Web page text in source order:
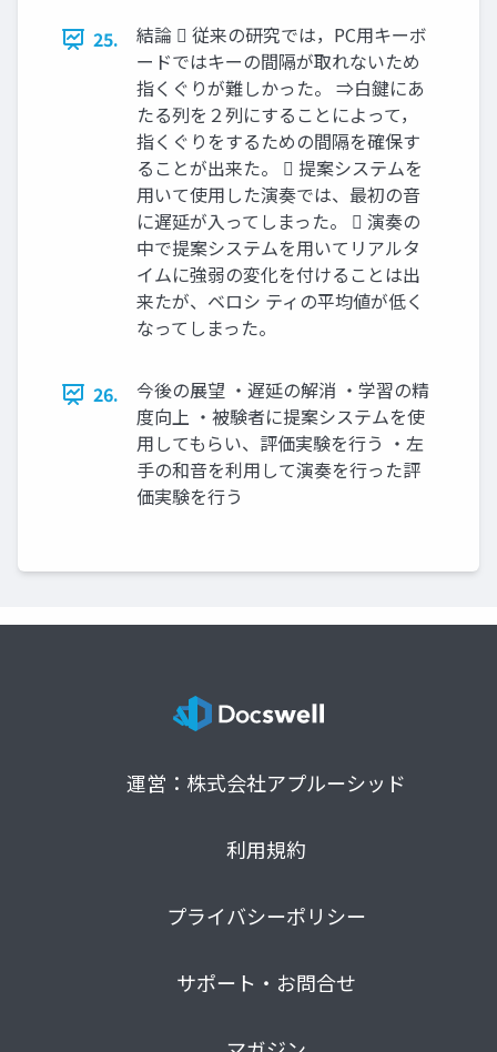
25.
結論  従来の研究では，PC用キーボ
ードではキーの間隔が取れないため
指くぐりが難しかった。 ⇒白鍵にあ
たる列を２列にすることによって，
指くぐりをするための間隔を確保す
ることが出来た。  提案システムを
用いて使用した演奏では、最初の音
に遅延が入ってしまった。  演奏の
中で提案システムを用いてリアルタ
イムに強弱の変化を付けることは出
来たが、ベロシ ティの平均値が低く
なってしまった。
26.
今後の展望 ・遅延の解消 ・学習の精
度向上 ・被験者に提案システムを使
用してもらい、評価実験を行う ・左
手の和音を利用して演奏を行った評
価実験を行う
運営：株式会社アプルーシッド
利用規約
プライバシーポリシー
サポート・お問合せ